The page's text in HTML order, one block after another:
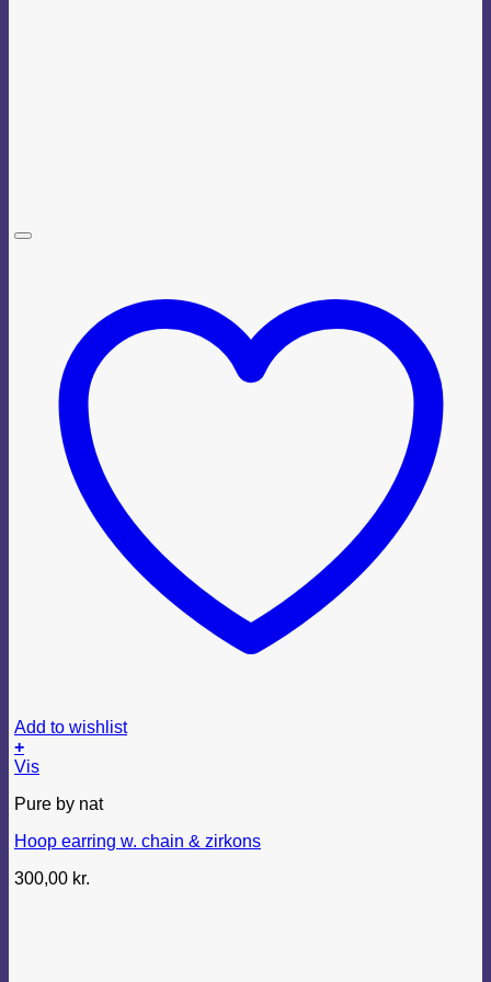
Add to wishlist
+
Vis
Pure by nat
Hoop earring w. chain & zirkons
300,00 kr.